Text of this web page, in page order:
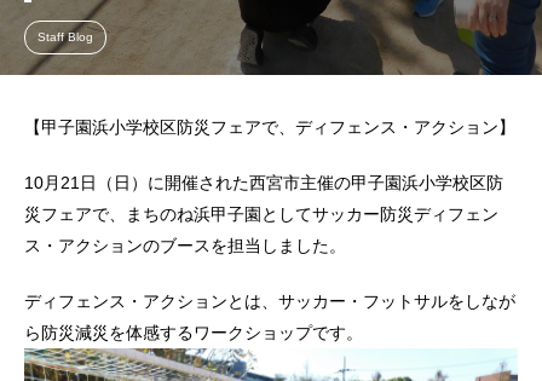
Staff Blog
【甲子園浜小学校区防災フェアで、ディフェンス・アクション】
10月21日（日）に開催された西宮市主催の甲子園浜小学校区防
災フェアで、まちのね浜甲子園としてサッカー防災ディフェン
ス・アクションのブースを担当しました。
ディフェンス・アクションとは、サッカー・フットサルをしなが
ら防災減災を体感するワークショップです。